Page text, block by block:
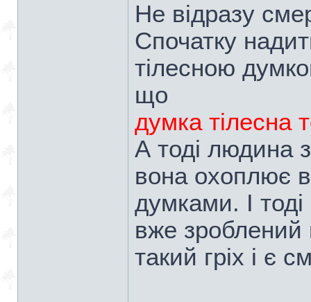
Не відразу
Спочатку
тілесною
що
думка тілесна
А тоді людина
вона охоплює
думками. І
вже зроблений
такий гріх і є